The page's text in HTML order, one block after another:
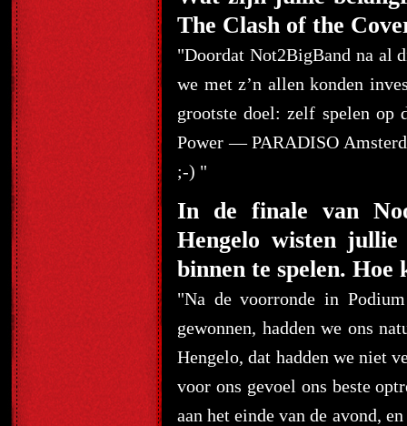
The Clash of the
"Doordat Not2BigBand na al
we met z’n allen konden
grootste doel: zelf spelen op
Power — PARADISO
;-) "
In de finale van
Hengelo wisten
binnen te spelen.
"Na de voorronde in
gewonnen, hadden we ons
Hengelo, dat hadden we niet
voor ons gevoel ons beste
aan het einde van de avond,